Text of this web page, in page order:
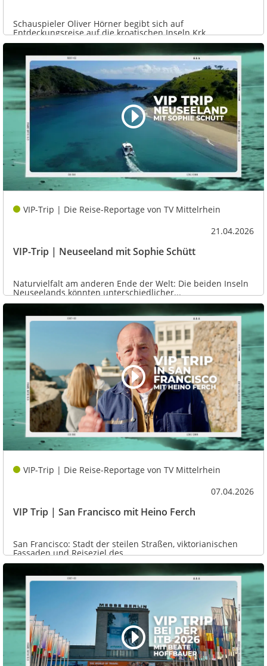
Schauspieler Oliver Hörner begibt sich auf
Entdeckungsreise auf die kroatischen Inseln Krk,...
VIP-Trip | Die Reise-Reportage von TV Mittelrhein
21.04.2026
VIP-Trip | Neuseeland mit Sophie Schütt
Naturvielfalt am anderen Ende der Welt: Die beiden Inseln
Neuseelands könnten unterschiedlicher...
VIP-Trip | Die Reise-Reportage von TV Mittelrhein
07.04.2026
VIP Trip | San Francisco mit Heino Ferch
San Francisco: Stadt der steilen Straßen, viktorianischen
Fassaden und Reiseziel des...